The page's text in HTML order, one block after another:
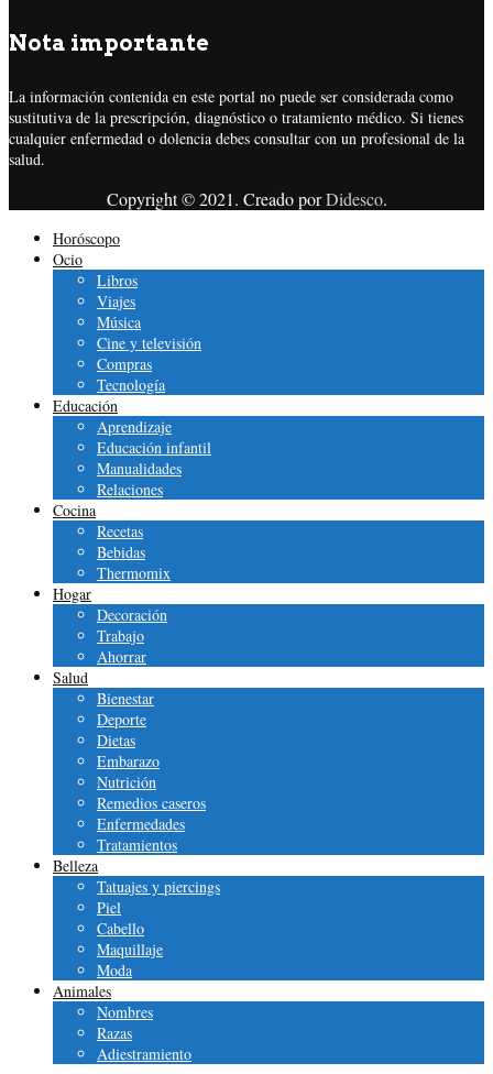
Nota importante
La información contenida en este portal no puede ser considerada como
sustitutiva de la prescripción, diagnóstico o tratamiento médico. Si tienes
cualquier enfermedad o dolencia debes consultar con un profesional de la
salud.
Copyright © 2021. Creado porDidesco.
Horóscopo
Ocio
Libros
Viajes
Música
Cine y televisión
Compras
Tecnología
Educación
Aprendizaje
Educación infantil
Manualidades
Relaciones
Cocina
Recetas
Bebidas
Thermomix
Hogar
Decoración
Trabajo
Ahorrar
Salud
Bienestar
Deporte
Dietas
Embarazo
Nutrición
Remedios caseros
Enfermedades
Tratamientos
Belleza
Tatuajes y piercings
Piel
Cabello
Maquillaje
Moda
Animales
Nombres
Razas
Adiestramiento